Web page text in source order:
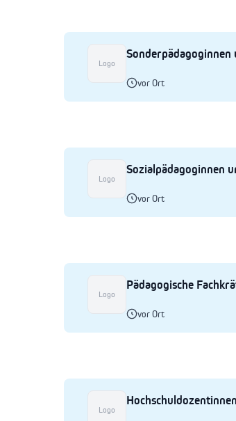
Logo
Sonderpädagoginnen
vor Ort
Logo
Sozialpädagoginnen
vor Ort
Logo
Pädagogische
vor Ort
Logo